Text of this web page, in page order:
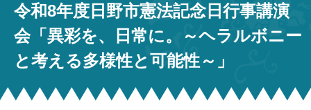
令和8年度日野市憲法記念日行事講演
会「異彩を、日常に。～ヘラルボニー
と考える多様性と可能性～」